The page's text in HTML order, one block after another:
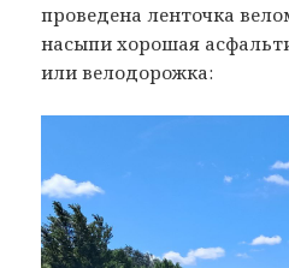
проведена ленточка
насыпи хорошая
или велодорожка: